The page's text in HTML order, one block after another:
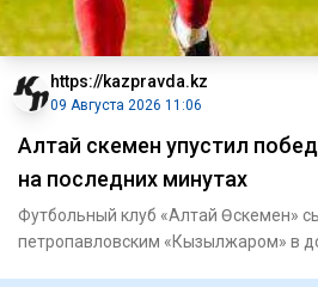
https://kazpravda.kz
09 Августа 2026 11:06
Алтай Өскемен упустил
на последних минутах
Футбольный клуб «Алтай Өскемен»
петропавловским «Кызылжаром» в